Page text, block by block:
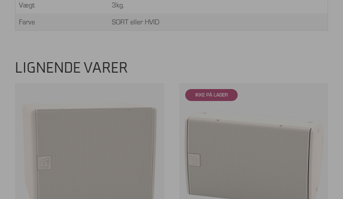
Vægt
3kg.
Farve
SORT eller HVID
LIGNENDE VARER